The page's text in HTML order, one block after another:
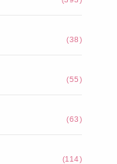
(38)
(55)
(63)
(114)